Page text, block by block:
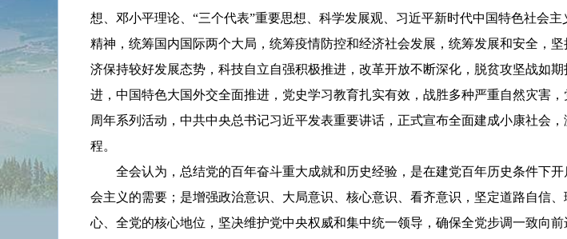
想、邓小平理论、“三个代表”重要思想、科学发展观、习近平新时代中国特色社会
精神，统筹国内国际两个大局，统筹疫情防控和经济社会发展，统筹发展和安全，
济保持较好发展态势，科技自立自强积极推进，改革开放不断深化，脱贫攻坚战如
进，中国特色大国外交全面推进，党史学习教育扎实有效，战胜多种严重自然灾害
周年系列活动，中共中央总书记习近平发表重要讲话，正式宣布全面建成小康社会
程。
全会认为，总结党的百年奋斗重大成就和历史经验，是在建党百年历史条件下
会主义的需要；是增强政治意识、大局意识、核心意识、看齐意识，坚定道路自信
心、全党的核心地位，坚决维护党中央权威和集中统一领导，确保全党步调一致向